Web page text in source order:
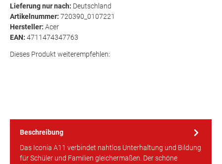
Lieferung nur nach: Deutschland
Artikelnummer: 720390_0107221
Hersteller: Acer
EAN: 4711474347763
Dieses Produkt weiterempfehlen:
Beschreibung
Das Iconia A11 verbindet nahtlos Unterhaltung und Bildung
für Schüler und Familien gleichermaßen. Der schöne